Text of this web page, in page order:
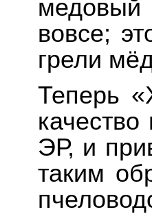
медовый
вовсе;
грели
Теперь
ЭР, и
таким